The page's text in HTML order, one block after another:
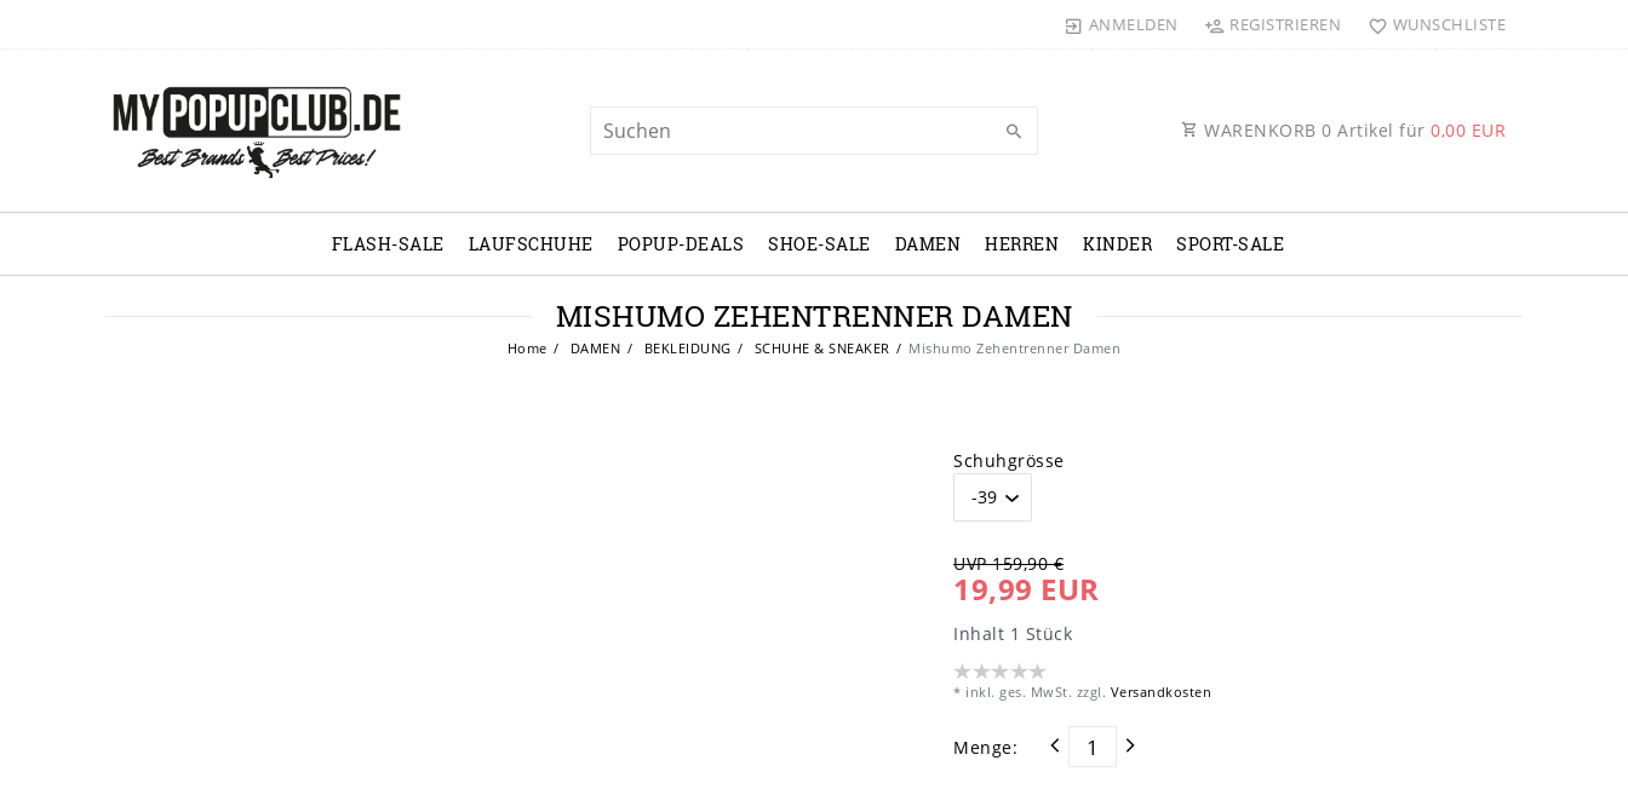
ANMELDEN REGISTRIEREN WUNSCHLISTE
WARENKORB 0 Artikel für 0,00 EUR
FLASH-SALE LAUFSCHUHE POPUP-DEALS SHOE-SALE DAMEN HERREN KINDER SPORT-SALE
MISHUMO ZEHENTRENNER DAMEN
Home DAMEN BEKLEIDUNG SCHUHE & SNEAKER Mishumo Zehentrenner Damen
Schuhgrösse
UVP 159,90 €
19,99 EUR
Inhalt 1 Stück
* inkl. ges. MwSt. zzgl. Versandkosten
Menge: